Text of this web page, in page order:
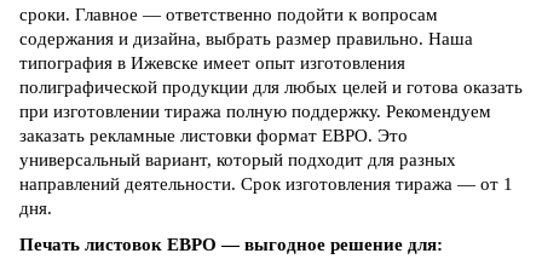
сроки. Главное — ответственно подойти к вопросам
содержания и дизайна, выбрать размер правильно. Наша
типография в Ижевске имеет опыт изготовления
полиграфической продукции для любых целей и готова оказать
при изготовлении тиража полную поддержку. Рекомендуем
заказать рекламные листовки формат ЕВРО. Это
универсальный вариант, который подходит для разных
направлений деятельности. Срок изготовления тиража — от 1
дня.
Печать листовок ЕВРО — выгодное решение для: